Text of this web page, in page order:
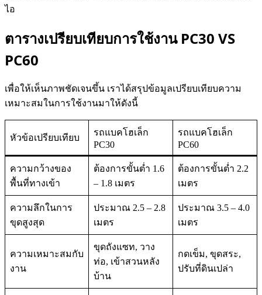
ไอ
ตารางเปรียบเทียบการใช้งาน PC30 VS
PC60
เพื่อให้เห็นภาพชัดเจนขึ้น เราได้สรุปข้อมูลเปรียบเทียบความ
เหมาะสมในการใช้งานมาให้ดังนี้
หัวข้อเปรียบเทียบ
รถแบคโฮเล็ก
PC30
รถแบคโฮเล็ก
PC60
ความกว้างของ
พื้นที่ทางเข้า
ต้องการขั้นต่ำ 1.6
– 1.8 เมตร
ต้องการขั้นต่ำ 2.2
เมตร
ความลึกในการ
ขุดสูงสุด
ประมาณ 2.5 – 2.8
เมตร
ประมาณ 3.5 – 4.0
เมตร
ความเหมาะสมกับ
งาน
ขุดถังแซท, วาง
ท่อ, เข้าสวนหลัง
บ้าน
กดเข็ม, ขุดสระ,
ปรับที่ดินเปล่า